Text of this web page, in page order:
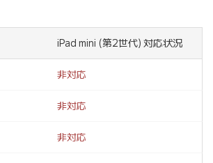
iPad mini (第2世代) 対応状況
非対応
非対応
非対応